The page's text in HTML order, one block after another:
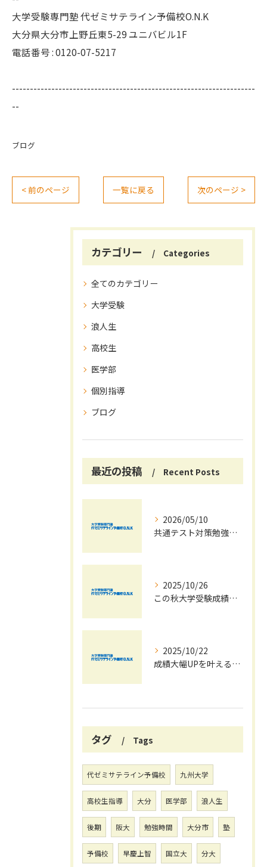
大学受験専門塾 代ゼミサテライン予備校O.N.K
大分県大分市上野丘東5-29 ユニバビル1F
電話番号 : 0120-07-5217
--------------------------------------------------------------------
--
ブログ
< 前のページ 一覧に戻る 次のページ >
カテゴリー Categories
全てのカテゴリー
大学受験
浪人生
高校生
医学部
個別指導
ブログ
最近の投稿 Recent Posts
2026/05/10
共通テスト対策勉強は早めに始めましょう！
2025/10/26
この秋大学受験成績大幅UPの秘訣
2025/10/22
成績大幅UPを叶える秋の効率学習法
タグ Tags
代ゼミサテライン予備校 九州大学
高校生指導 大分 医学部 浪人生
後期 阪大 勉強時間 大分市 塾
予備校 早慶上智 国立大 分大